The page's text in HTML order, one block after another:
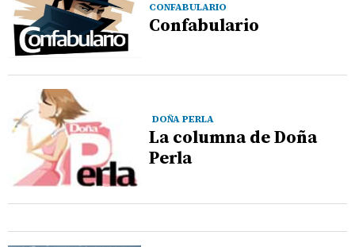
CONFABULARIO
Confabulario
DOÑA PERLA
La columna de Doña
Perla